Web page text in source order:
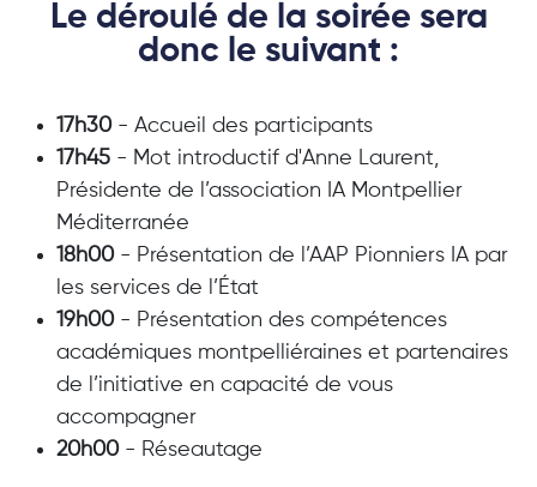
Le déroulé de la soirée sera
donc le suivant :
17h30 - Accueil des participants
17h45 - Mot introductif d'Anne Laurent,
Présidente de l’association IA Montpellier
Méditerranée
18h00- Présentation de l’AAP Pionniers IA par
les services de l’État
19h00- Présentation des compétences
académiques montpelliéraines et partenaires
de l’initiative en capacité de vous
accompagner
20h00- Réseautage